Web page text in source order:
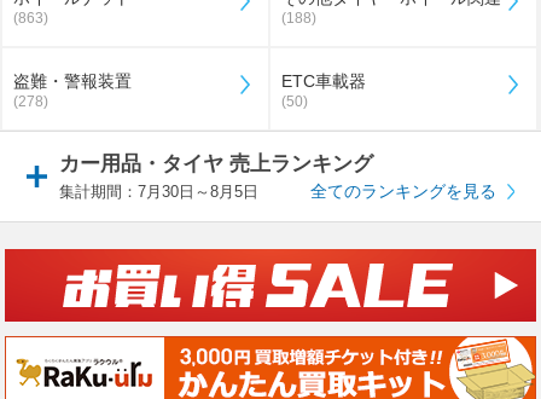
(863) (188)
盗難・警報装置
(278)
ETC車載器
(50)
カー用品・タイヤ 売上ランキング
集計期間：7月30日～8月5日 全てのランキングを見る